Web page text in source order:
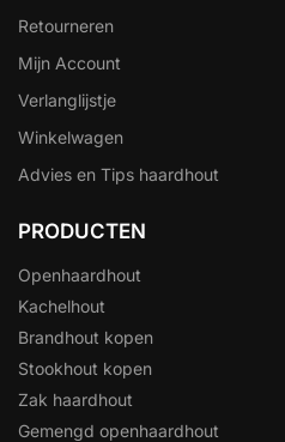
Retourneren
Mijn Account
Verlanglijstje
Winkelwagen
Advies en Tips haardhout
PRODUCTEN
Openhaardhout
Kachelhout
Brandhout kopen
Stookhout kopen
Zak haardhout
Gemengd openhaardhout